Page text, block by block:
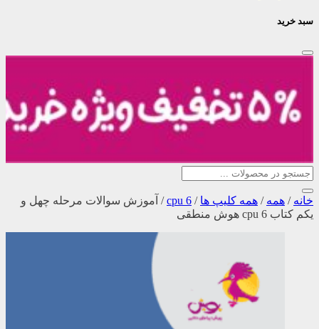
سبد خرید
خانه / همه / همه کلیپ ها /
cpu 6
/ آموزش سوالات مرحله چهل و
یکم کتاب cpu 6 هوش منطقی